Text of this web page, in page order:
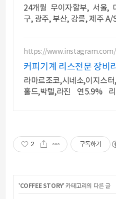
챔피온 사용한 로스터기
24개월 무이자할부, 서울,
구, 광주, 부산, 강릉, 제주 A/
https://
커피기계 리스전문 장비
라마르조코,시네소,이지스
홀드,박텔,라진 연5.9% 리
2 구독하기
'COFFEE STORY' 카테고리의 다른 글